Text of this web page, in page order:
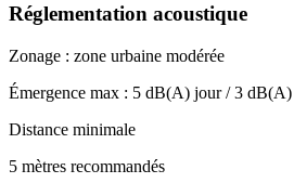
Réglementation acoustique
Zonage : zone urbaine modérée
Émergence max : 5 dB(A) jour /3 dB(A)
Distance minimale
5 mètres recommandés